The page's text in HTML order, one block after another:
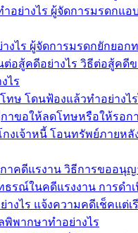
อย่างไร ผู้จัดการมรดก
งไร ผู้จัดการมรดกยักยอ
สู้คดีอย่างไร วิธีต่อสู้คดี
ไร
ทษ โดนฟ้องแล้วทำอย่าง
ขอให้ลดโทษหรือให้รอก
งเจ้าหนี้ โอนทรัพย์ภายห
าคดีแรงาน วิธีการขออนุ
รณ์ในคดีแรงงาน การด
างไร แจ้งความคดีเช็คแ
พิพากษาทำอย่างไร